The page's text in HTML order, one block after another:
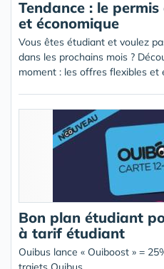
Tendance : le
et économique
Vous êtes étudiant et voulez
dans les prochains mois ?
moment : les offres flexibles et
Bon plan étudiant
à tarif étudiant
Ouibus lance « Ouiboost » =